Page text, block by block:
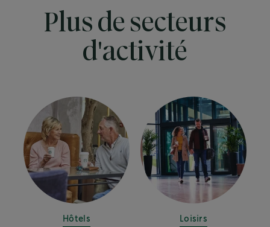
Plus de secteurs
d'activité
Hôtels Loisirs